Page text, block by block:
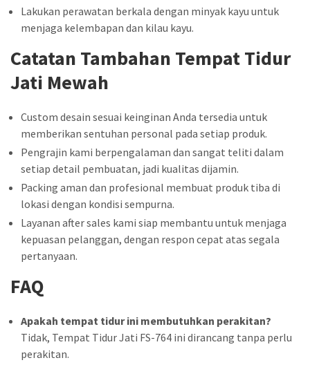
Lakukan perawatan berkala dengan minyak kayu untuk
menjaga kelembapan dan kilau kayu.
Catatan Tambahan Tempat Tidur
Jati Mewah
Custom desain sesuai keinginan Anda tersedia untuk
memberikan sentuhan personal pada setiap produk.
Pengrajin kami berpengalaman dan sangat teliti dalam
setiap detail pembuatan, jadi kualitas dijamin.
Packing aman dan profesional membuat produk tiba di
lokasi dengan kondisi sempurna.
Layanan after sales kami siap membantu untuk menjaga
kepuasan pelanggan, dengan respon cepat atas segala
pertanyaan.
FAQ
Apakah tempat tidur ini membutuhkan perakitan?
Tidak, Tempat Tidur Jati FS-764 ini dirancang tanpa perlu
perakitan.